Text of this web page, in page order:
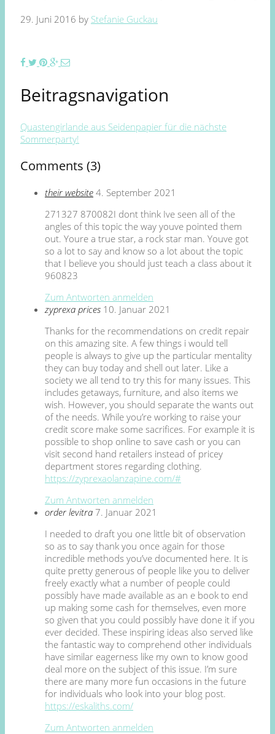
29. Juni 2016 by Stefanie Guckau
Beitragsnavigation
Quastengirlande aus Seidenpapier für die nächste
Sommerparty!
Comments (3)
their website 4. September 2021
271327 870082I dont think Ive seen all of the
angles of this topic the way youve pointed them
out. Youre a true star, a rock star man. Youve got
so a lot to say and know so a lot about the topic
that I believe you should just teach a class about it
960823
Zum Antworten anmelden
zyprexa prices 10. Januar 2021
Thanks for the recommendations on credit repair
on this amazing site. A few things i would tell
people is always to give up the particular mentality
they can buy today and shell out later. Like a
society we all tend to try this for many issues. This
includes getaways, furniture, and also items we
wish. However, you should separate the wants out
of the needs. While you’re working to raise your
credit score make some sacrifices. For example it is
possible to shop online to save cash or you can
visit second hand retailers instead of pricey
department stores regarding clothing.
https://zyprexaolanzapine.com/#
Zum Antworten anmelden
order levitra 7. Januar 2021
I needed to draft you one little bit of observation
so as to say thank you once again for those
incredible methods you’ve documented here. It is
quite pretty generous of people like you to deliver
freely exactly what a number of people could
possibly have made available as an e book to end
up making some cash for themselves, even more
so given that you could possibly have done it if you
ever decided. These inspiring ideas also served like
the fantastic way to comprehend other individuals
have similar eagerness like my own to know good
deal more on the subject of this issue. I’m sure
there are many more fun occasions in the future
for individuals who look into your blog post.
https://eskaliths.com/
Zum Antworten anmelden